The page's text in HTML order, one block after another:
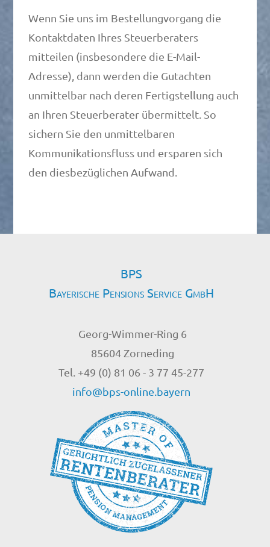
Wenn Sie uns im Bestellungvorgang die
Kontaktdaten Ihres Steuerberaters
mitteilen (insbesondere die E-Mail-
Adresse), dann werden die Gutachten
unmittelbar nach deren Fertigstellung auch
an Ihren Steuerberater übermittelt. So
sichern Sie den unmittelbaren
Kommunikationsfluss und ersparen sich
den diesbezüglichen Aufwand.
BPS
Bayerische Pensions Service GmbH
Georg-Wimmer-Ring 6
85604 Zorneding
Tel. +49 (0) 81 06 - 3 77 45-277
info@bps-online.bayern